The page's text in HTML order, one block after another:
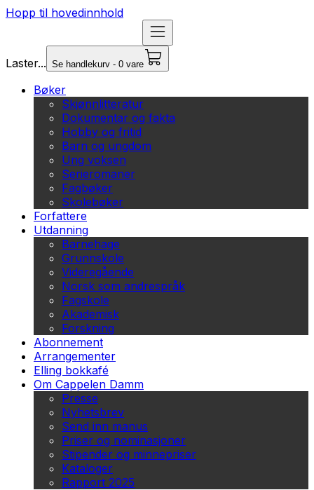
Hopp til hovedinnhold
Laster... Se handlekurv - 0 vare
Bøker
Skjønnlitteratur
Dokumentar og fakta
Hobby og fritid
Barn og ungdom
Ung voksen
Serieromaner
Fagbøker
Skolebøker
Forfattere
Utdanning
Barnehage
Grunnskole
Videregående
Norsk som andrespråk
Fagskole
Akademisk
Forskning
Abonnement
Arrangementer
Elling bokkafé
Om Cappelen Damm
Presse
Nyhetsbrev
Send inn manus
Priser og nominasjoner
Stipender og minnepriser
Kataloger
Rapport 2025